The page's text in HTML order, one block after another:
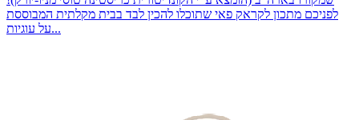
לפניכם מתכון לקראק פאי שתוכלו להכין לבד בבית מקלתית המבוססת
על עוגיות...